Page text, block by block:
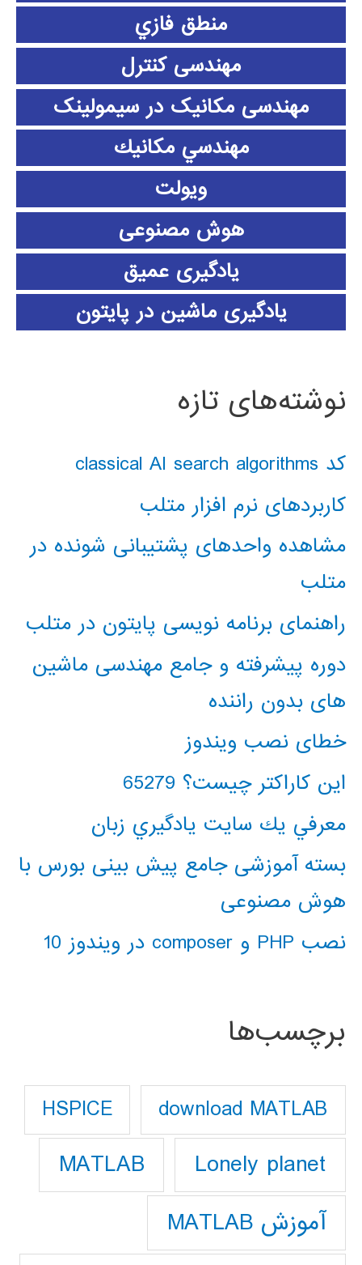
منطق فازي
مهندسی کنترل
مهندسی مکانیک در سیمولینک
مهندسي مكانيك
ویولت
هوش مصنوعی
یادگیری عمیق
یادگیری ماشین در پایتون
نوشته‌های تازه
کد classical AI search algorithms
کاربردهای نرم افزار متلب
مشاهده واحدهای پشتیبانی شونده در
متلب
راهنمای برنامه نویسی پایتون در متلب
دوره پیشرفته و جامع مهندسی ماشین
های بدون راننده
خطای نصب ویندوز
این کاراکتر چیست؟ 65279
معرفي يك سايت يادگيري زبان
بسته آموزشی جامع پیش بینی بورس با
هوش مصنوعی
نصب PHP و composer در ویندوز 10
برچسب‌ها
download MATLAB
HSPICE
Lonely planet
MATLAB
آموزش MATLAB